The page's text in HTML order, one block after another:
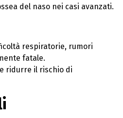
del naso nei casi avanzati.
respiratorie, rumori
fatale.
ridurre il rischio di